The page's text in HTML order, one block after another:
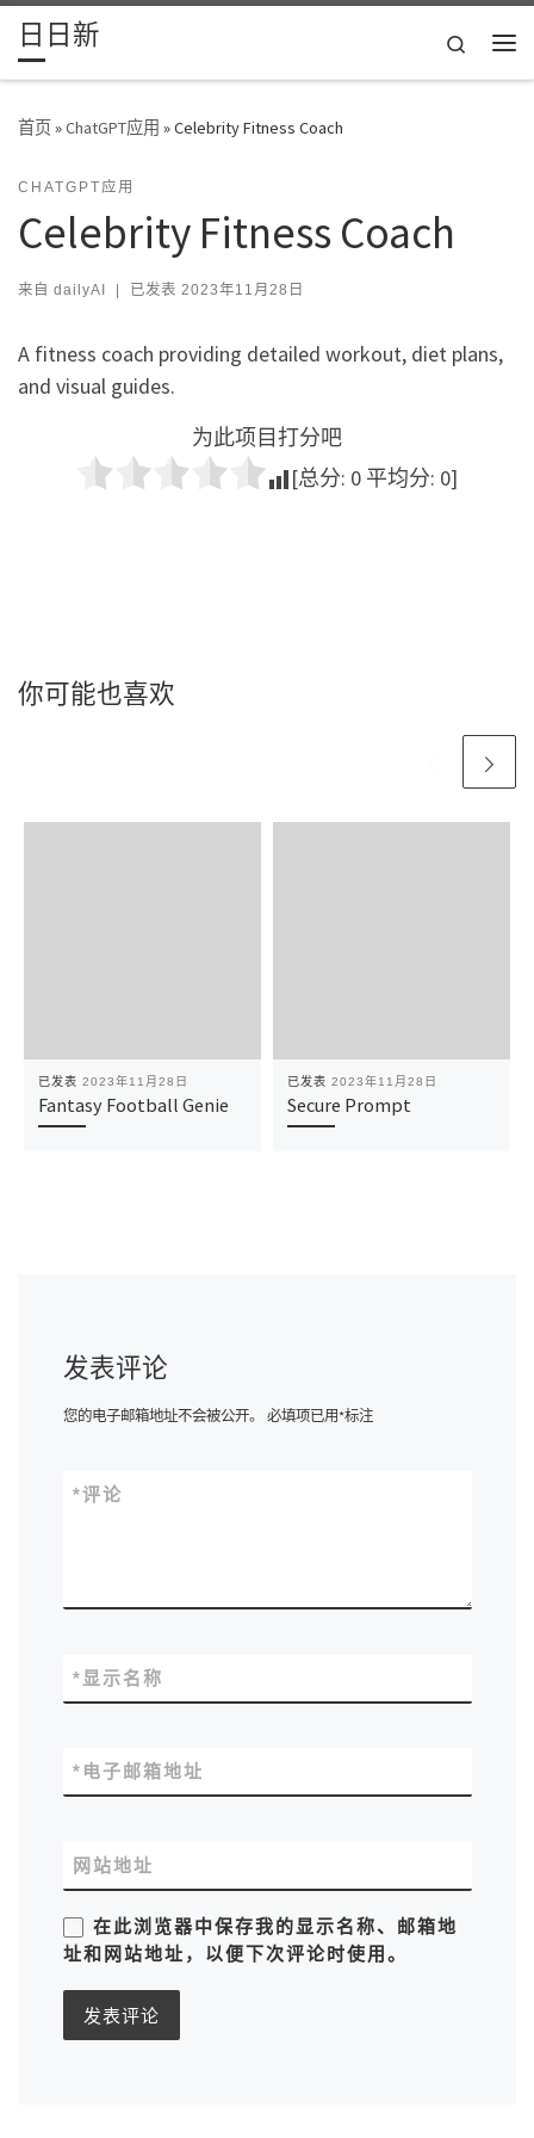
Skip to content
日日新
Search
首页»ChatGPT应用 »Celebrity Fitness Coach
CHATGPT应用
Celebrity Fitness Coach
来自 dailyAI | 已发表 2023年11月28日
A fitness coach providing detailed workout, diet plans,
and visual guides.
为此项目打分吧
[总分: 0 平均分: 0]
你可能也喜欢
已发表 2023年11月28日
Fantasy Football Genie
已发表 2023年11月28日
Secure Prompt
发表评论
您的电子邮箱地址不会被公开。 必填项已用*标注
评论
*
显示名称
*
电子邮箱地址
*
网站地址
在此浏览器中保存我的显示名称、邮箱地
址和网站地址，以便下次评论时使用。